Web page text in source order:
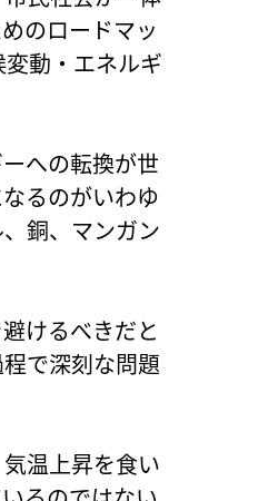
のロードマッ
動・エネルギ
への転換が世
るのがいわゆ
銅、マンガン
けるべきだと
で深刻な問題
温上昇を食い